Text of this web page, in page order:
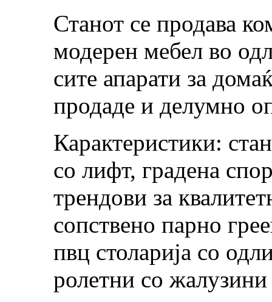
Станот се продава
модерен мебел во
сите апарати за
продаде и делумно
Карактеристики:
со лифт, градена
трендови за
сопствено парно
пвц столарија со
ролетни со